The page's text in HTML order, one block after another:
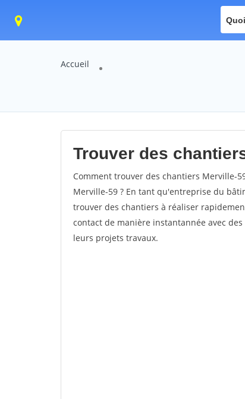
Accueil
Trouver des
Comment trouver des chantiers Merville-
Merville-59 ? En tant qu'entreprise du
trouver des chantiers à réaliser
contact de manière instantannée avec
leurs projets travaux.